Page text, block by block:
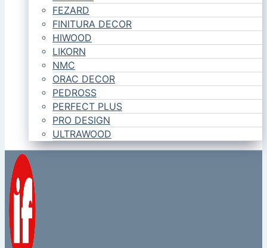
FEZARD
FINITURA DECOR
HIWOOD
LIKORN
NMC
ORAC DECOR
PEDROSS
PERFECT PLUS
PRO DESIGN
ULTRAWOOD